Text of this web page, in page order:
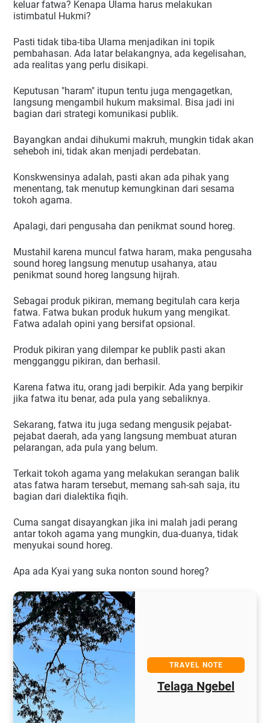
keluar fatwa? Kenapa Ulama harus melakukan
istimbatul Hukmi?
Pasti tidak tiba-tiba Ulama menjadikan ini topik
pembahasan. Ada latar belakangnya, ada kegelisahan,
ada realitas yang perlu disikapi.
Keputusan "haram" itupun tentu juga mengagetkan,
langsung mengambil hukum maksimal. Bisa jadi ini
bagian dari strategi komunikasi publik.
Bayangkan andai dihukumi makruh, mungkin tidak akan
seheboh ini, tidak akan menjadi perdebatan.
Konskwensinya adalah, pasti akan ada pihak yang
menentang, tak menutup kemungkinan dari sesama
tokoh agama.
Apalagi, dari pengusaha dan penikmat sound horeg.
Mustahil karena muncul fatwa haram, maka pengusaha
sound horeg langsung menutup usahanya, atau
penikmat sound horeg langsung hijrah.
Sebagai produk pikiran, memang begitulah cara kerja
fatwa. Fatwa bukan produk hukum yang mengikat.
Fatwa adalah opini yang bersifat opsional.
Produk pikiran yang dilempar ke publik pasti akan
mengganggu pikiran, dan berhasil.
Karena fatwa itu, orang jadi berpikir. Ada yang berpikir
jika fatwa itu benar, ada pula yang sebaliknya.
Sekarang, fatwa itu juga sedang mengusik pejabat-
pejabat daerah, ada yang langsung membuat aturan
pelarangan, ada pula yang belum.
Terkait tokoh agama yang melakukan serangan balik
atas fatwa haram tersebut, memang sah-sah saja, itu
bagian dari dialektika fiqih.
Cuma sangat disayangkan jika ini malah jadi perang
antar tokoh agama yang mungkin, dua-duanya, tidak
menyukai sound horeg.
Apa ada Kyai yang suka nonton sound horeg?
TRAVEL NOTE
Telaga Ngebel